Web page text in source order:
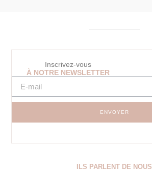
Inscrivez-vous
À NOTRE NEWSLETTER
ENVOYER
ILS PARLENT DE NOUS